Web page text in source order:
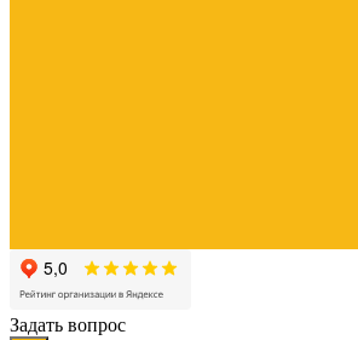
Задать вопрос